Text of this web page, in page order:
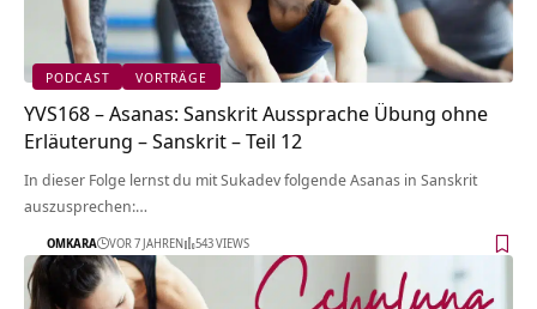
PODCAST VORTRÄGE
YVS168 – Asanas: Sanskrit Aussprache Übung ohne
Erläuterung – Sanskrit – Teil 12
In dieser Folge lernst du mit Sukadev folgende Asanas in Sanskrit
auszusprechen:…
OMKARA VOR 7 JAHREN 543 VIEWS